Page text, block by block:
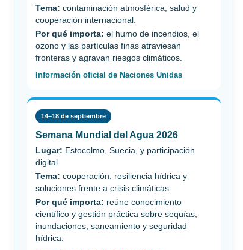
Tema: contaminación atmosférica, salud y
cooperación internacional.
Por qué importa: el humo de incendios, el
ozono y las partículas finas atraviesan
fronteras y agravan riesgos climáticos.
Información oficial de Naciones Unidas
14–18 de septiembre
Semana Mundial del Agua 2026
Lugar: Estocolmo, Suecia, y participación
digital.
Tema: cooperación, resiliencia hídrica y
soluciones frente a crisis climáticas.
Por qué importa: reúne conocimiento
científico y gestión práctica sobre sequías,
inundaciones, saneamiento y seguridad
hídrica.